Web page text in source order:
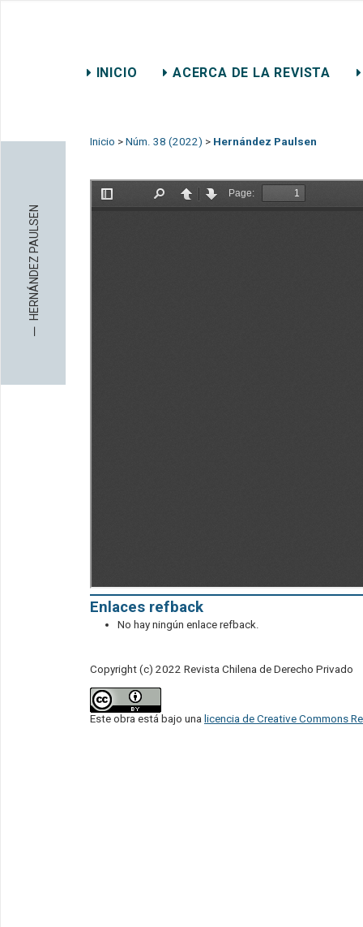
INICIO ACERCA DE LA REVISTA
─
HERNÁNDEZ PAULSEN
Inicio > Núm. 38 (2022) > Hernández Paulsen
Enlaces refback
No hay ningún enlace refback.
Copyright (c) 2022 Revista Chilena de Derecho Privado
Este obra está bajo una licencia de Creative Commons